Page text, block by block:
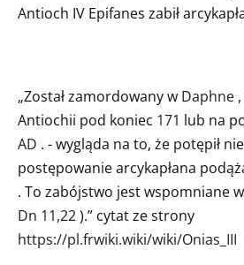
Antioch IV Epifanes zabił
„Został zamordowany w Daphne
Antiochii pod koniec 171 lub na
AD . - wygląda na to, że potępił
postępowanie arcykapłana
. To zabójstwo jest wspomniane w
Dn 11,22).” cytat ze strony
https://pl.frwiki.wiki/wiki/Onias_III